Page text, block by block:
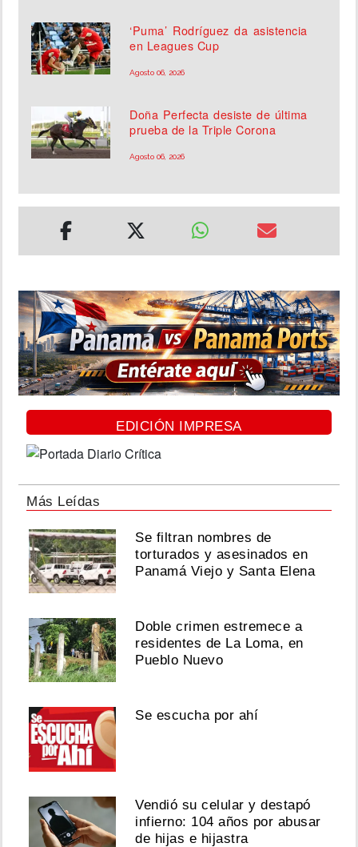
‘Puma’ Rodríguez da asistencia
en Leagues Cup
Agosto 06, 2026
Doña Perfecta desiste de última
prueba de la Triple Corona
Agosto 06, 2026
EDICIÓN IMPRESA
Más Leídas
Se filtran nombres de
torturados y asesinados en
Panamá Viejo y Santa Elena
Doble crimen estremece a
residentes de La Loma, en
Pueblo Nuevo
Se escucha por ahí
Vendió su celular y destapó
infierno: 104 años por abusar
de hijas e hijastra